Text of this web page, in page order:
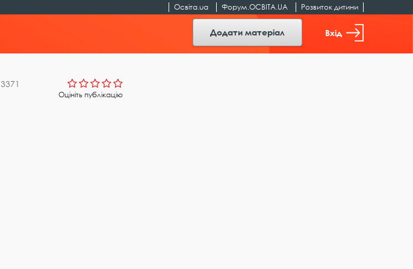
Освіта.ua Форум.ОСВІТА.UA Розвиток дитини
Додати матеріал Вхід
3371
Оцініть публікацію